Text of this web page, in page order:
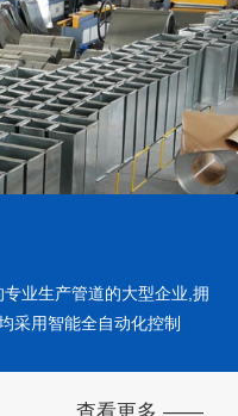
业生产管道的大型企业,拥
采用智能全自动化控制